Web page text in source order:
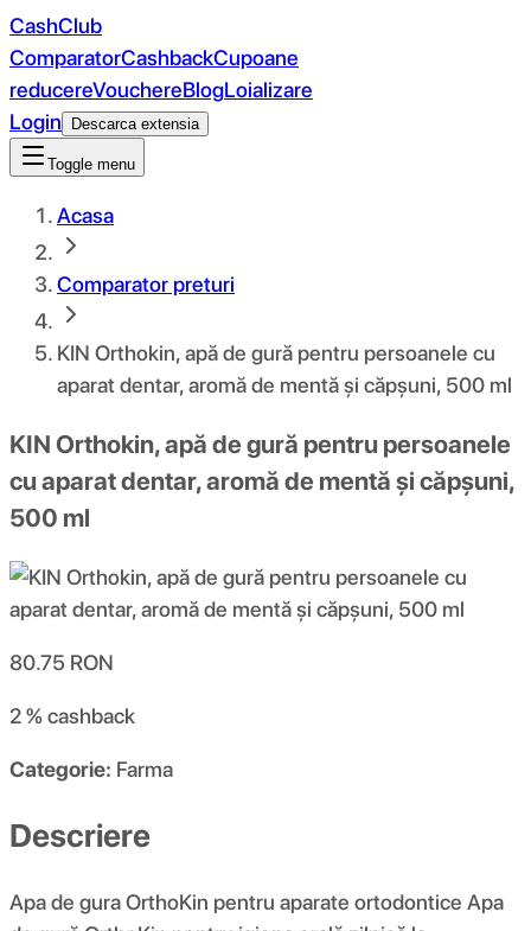
CashClub
ComparatorCashbackCupoane
reducereVouchereBlogLoializare
Login
Descarca extensia
Toggle menu
Acasa
Comparator preturi
KIN Orthokin, apă de gură pentru persoanele cu
aparat dentar, aromă de mentă și căpșuni, 500 ml
KIN Orthokin, apă de gură pentru persoanele
cu aparat dentar, aromă de mentă și căpșuni,
500 ml
80.75 RON
2 %cashback
Categorie: Farma
Descriere
Apa de gura OrthoKin pentru aparate ortodontice Apa